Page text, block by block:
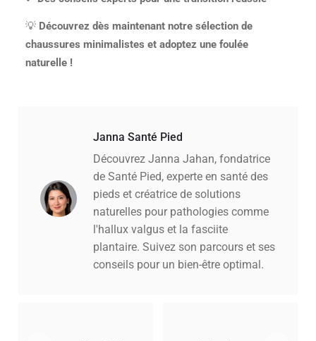
💡 Découvrez dès maintenant notre sélection de
chaussures minimalistes et adoptez une foulée
naturelle !
Janna Santé Pied
Découvrez Janna Jahan, fondatrice
de Santé Pied, experte en santé des
pieds et créatrice de solutions
naturelles pour pathologies comme
l'hallux valgus et la fasciite
plantaire. Suivez son parcours et ses
conseils pour un bien-être optimal.